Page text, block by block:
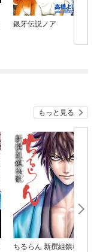
銀牙伝説ノア
もっと見る
ちるらん 新撰組鎮魂歌